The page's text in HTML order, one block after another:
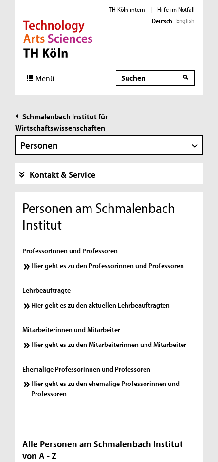
Direkt zur Hauptnavigation
Direkt zur Subnavigation
Direkt zum Inhalt
Direkt zum Fußbereich
TH Köln intern |
Hilfe im Notfall
Deutsch English
Menü Suche
Suche
Schmalenbach Institut für
Wirtschaftswissenschaften
Personen
Kontakt & Service
Personen am Schmalenbach
Institut
Professorinnen und Professoren
Hier geht es zu den Professorinnen und Professoren
Lehrbeauftragte
Hier geht es zu den aktuellen Lehrbeauftragten
Mitarbeiterinnen und Mitarbeiter
Hier geht es zu den Mitarbeiterinnen und Mitarbeiter
Ehemalige Professorinnen und Professoren
Hier geht es zu den ehemalige Professorinnen und
Professoren
Alle Personen am Schmalenbach Institut
von A - Z